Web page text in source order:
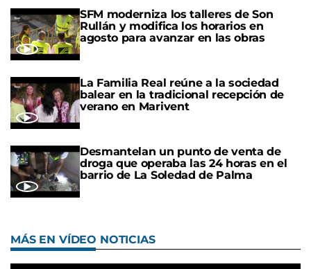
SFM moderniza los talleres de Son
Rullán y modifica los horarios en
agosto para avanzar en las obras
La Familia Real reúne a la sociedad
balear en la tradicional recepción de
verano en Marivent
Desmantelan un punto de venta de
droga que operaba las 24 horas en el
barrio de La Soledad de Palma
MÁS EN VÍDEO NOTICIAS